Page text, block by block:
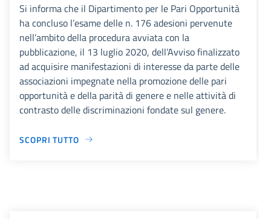
Si informa che il Dipartimento per le Pari Opportunità
ha concluso l’esame delle n. 176 adesioni pervenute
nell’ambito della procedura avviata con la
pubblicazione, il 13 luglio 2020, dell’Avviso finalizzato
ad acquisire manifestazioni di interesse da parte delle
associazioni impegnate nella promozione delle pari
opportunità e della parità di genere e nelle attività di
contrasto delle discriminazioni fondate sul genere.
SCOPRI TUTTO